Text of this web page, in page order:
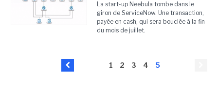
La start-up Neebula tombe dans le
giron de ServiceNow. Une transaction,
payée en cash, qui sera bouclée à la fin
du mois de juillet.
1 2 3 4 5